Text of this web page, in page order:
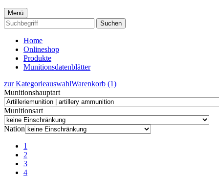
Menü
Suchen
Home
Onlineshop
Produkte
Munitionsdatenblätter
zur KategorieauswahlWarenkorb (1)
Munitionshauptart
Munitionsart
Nation
1
2
3
4